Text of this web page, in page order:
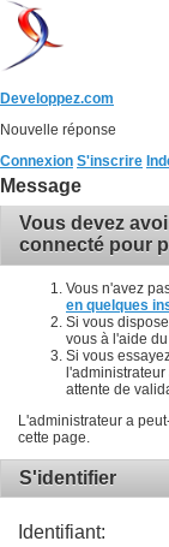
Developpez.com
Nouvelle réponse
Connexion S'inscrire
Message
Vous devez
connecté pour
Vous n'avez
en quelques
Si vous
vous à l'aide
Si vous
l'administrateur
attente de
L'administrateur a
cette page.
S'identifier
Identifiant: